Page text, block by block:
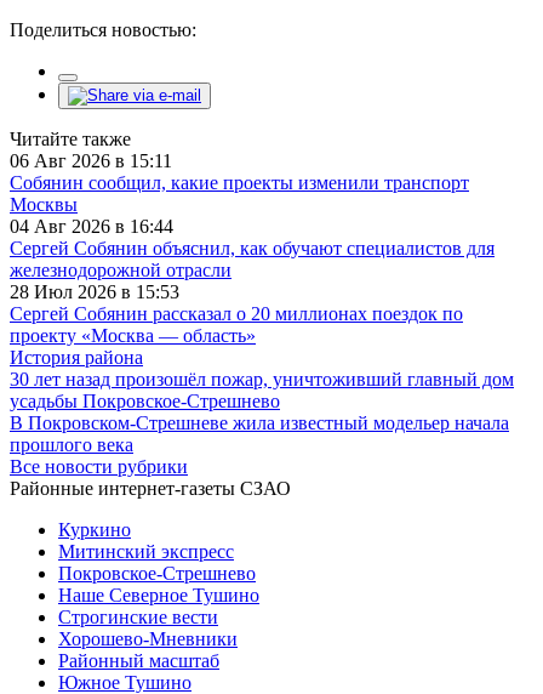
Поделиться новостью:
Читайте также
06 Авг 2026 в 15:11
Собянин сообщил, какие проекты изменили транспорт
Москвы
04 Авг 2026 в 16:44
Сергей Собянин объяснил, как обучают специалистов для
железнодорожной отрасли
28 Июл 2026 в 15:53
Сергей Собянин рассказал о 20 миллионах поездок по
проекту «Москва — область»
История района
30 лет назад произошёл пожар, уничтоживший главный дом
усадьбы Покровское-Стрешнево
В Покровском-Стрешневе жила известный модельер начала
прошлого века
Все новости рубрики
Районные интернет-газеты СЗАО
Куркино
Митинский экспресс
Покровское-Стрешнево
Наше Северное Тушино
Строгинские вести
Хорошево-Мневники
Районный масштаб
Южное Тушино